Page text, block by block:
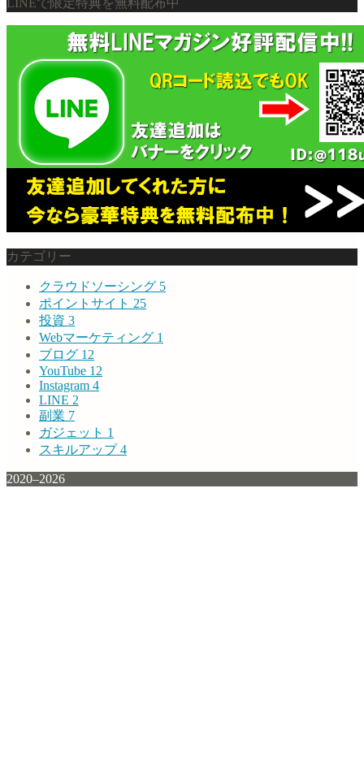
LINEで限定特典を無料配布中
カテゴリー
クラウドソーシング 5
ポイントサイト 25
投資 3
Webマーケティング 1
ブログ 12
YouTube 12
Instagram 4
LINE 2
副業 7
ガジェット 1
スキルアップ4
2020–2026